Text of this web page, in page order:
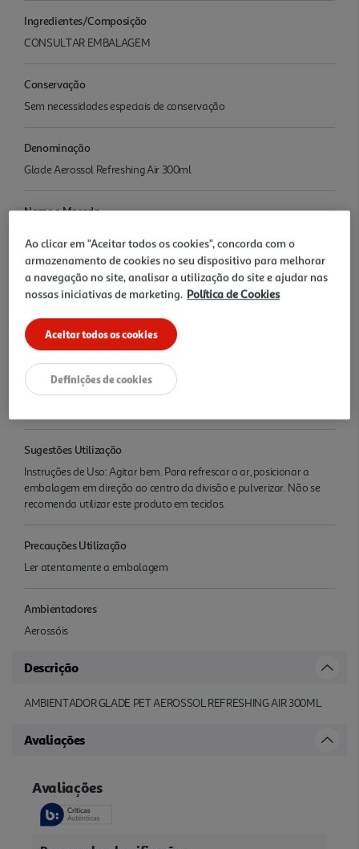
Ingredientes/Composição
CONSULTAR EMBALAGEM
Conservação
Sem necessidades especiais de conservação
Denominação
Glade Aerossol Refreshing Air 300ml
Nome e Morada
079 Caxias
Origem
Informação Adicional
Confirmar a informação no Rótulo do Artigo. Devido a possíveis
alterações de embalagens e/ou rótulos, deverá considerar sempre
Sugestões Utilização
Instruções de Uso: Agitar bem. Para refrescar o ar, posicionar a
embalagem em direção ao centro da divisão e pulverizar. Não se
recomenda utilizar este produto em tecidos.
Precauções Utilização
Ler atentamente a embalagem
Ambientadores
Aerossóis
Descrição
AMBIENTADOR GLADE PET AEROSSOL REFRESHING AIR 300ML
Avaliações
Ao clicar em "Aceitar todos os cookies", concorda com o
armazenamento de cookies no seu dispositivo para melhorar
a navegação no site, analisar a utilização do site e ajudar nas
nossas iniciativas de marketing. Política de Cookies
Aceitar todos os cookies
Definições de cookies